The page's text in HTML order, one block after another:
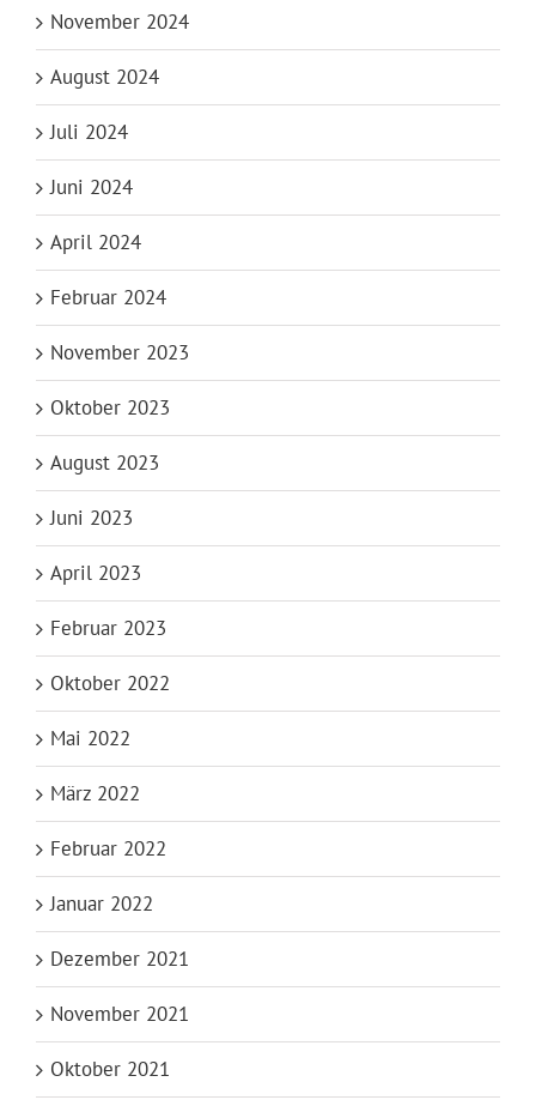
November 2024
August 2024
Juli 2024
Juni 2024
April 2024
Februar 2024
November 2023
Oktober 2023
August 2023
Juni 2023
April 2023
Februar 2023
Oktober 2022
Mai 2022
März 2022
Februar 2022
Januar 2022
Dezember 2021
November 2021
Oktober 2021